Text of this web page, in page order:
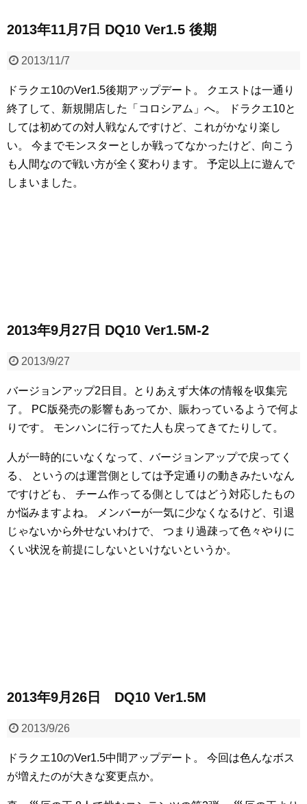
2013年11月7日 DQ10 Ver1.5 後期
2013/11/7
ドラクエ10のVer1.5後期アップデート。
クエストは一通り
終了して、新規開店した「コロシアム」へ。
ドラクエ10と
しては初めての対人戦なんですけど、これがかなり楽し
い。
今までモンスターとしか戦ってなかったけど、向こう
も人間なので戦い方が全く変わります。
予定以上に遊んで
しまいました。
2013年9月27日 DQ10 Ver1.5M-2
2013/9/27
バージョンアップ2日目。とりあえず大体の情報を収集完
了。
PC版発売の影響もあってか、賑わっているようで何よ
りです。
モンハンに行ってた人も戻ってきてたりして。
人が一時的にいなくなって、バージョンアップで戻ってく
る、
というのは運営側としては予定通りの動きみたいなん
ですけども、
チーム作ってる側としてはどう対応したもの
か悩みますよね。
メンバーが一気に少なくなるけど、引退
じゃないから外せないわけで、
つまり過疎って色々やりに
くい状況を前提にしないといけないというか。
2013年9月26日 DQ10 Ver1.5M
2013/9/26
ドラクエ10のVer1.5中間アップデート。
今回は色んなボス
が増えたのが大きな変更点か。